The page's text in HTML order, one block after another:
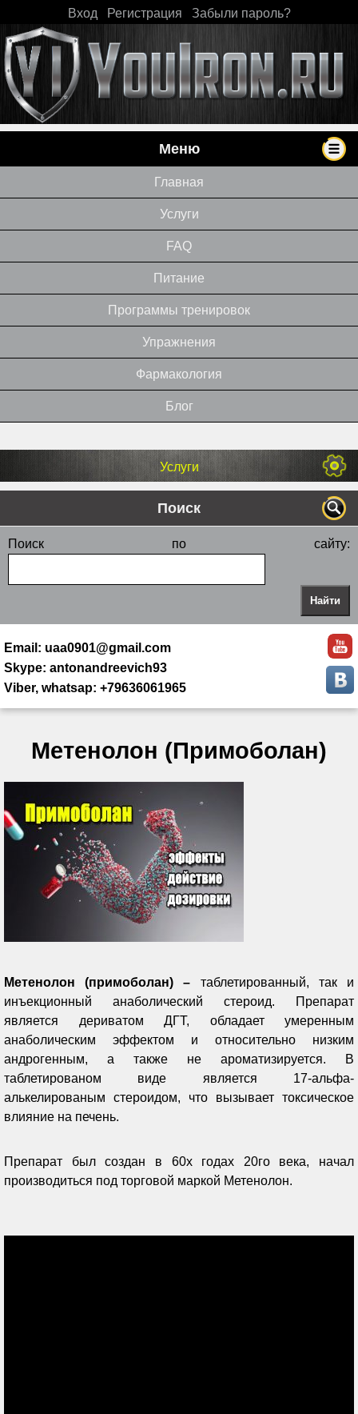
Вход Регистрация Забыли пароль?
Меню
Главная
Услуги
FAQ
Питание
Программы тренировок
Упражнения
Фармакология
Блог
Услуги
Поиск
Поиск по сайту:
Email: uaa0901@gmail.com
Skype: antonandreevich93
Viber, whatsap: +79636061965
Метенолон (Примоболан)
Метенолон (примоболан) – таблетированный, так и
инъекционный анаболический стероид. Препарат
является дериватом ДГТ, обладает умеренным
анаболическим эффектом и относительно низким
андрогенным, а также не ароматизируется. В
таблетированом виде является 17-альфа-
алькелированым стероидом, что вызывает токсическое
влияние на печень.
Препарат был создан в 60х годах 20го века, начал
производиться под торговой маркой Метенолон.